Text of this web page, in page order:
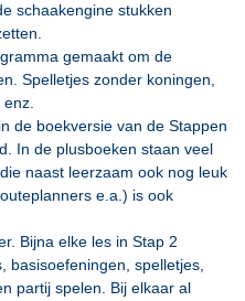
schaakengine stukken
gemaakt om de
Spelletjes zonder koningen,
de boekversie van de Stappen
In de plusboeken staan veel
naast leerzaam ook nog leuk
e.a.) is ook
Bijna elke les in Stap 2
basisoefeningen, spelletjes,
partij spelen. Bij elkaar al